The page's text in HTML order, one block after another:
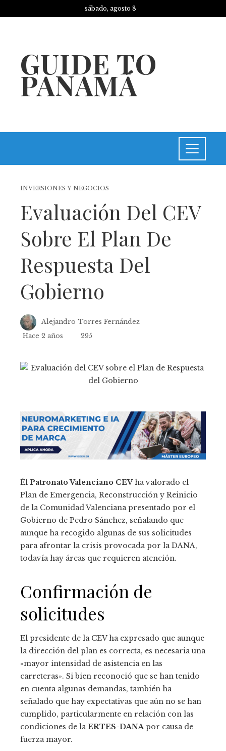
sábado, agosto 8
GUIDE TO
PANAMÁ
INVERSIONES Y NEGOCIOS
Evaluación Del CEV
Sobre El Plan De
Respuesta Del
Gobierno
Alejandro Torres Fernández
Hace 2 años
295
Él Patronato Valenciano CEVha valorado el
Plan de Emergencia, Reconstrucción y Reinicio
de la Comunidad Valenciana presentado por el
Gobierno de Pedro Sánchez, señalando que
aunque ha recogido algunas de sus solicitudes
para afrontar la crisis provocada por la DANA,
todavía hay áreas que requieren atención.
Confirmación de
solicitudes
El presidente de la CEV ha expresado que aunque
la dirección del plan es correcta, es necesaria una
«mayor intensidad de asistencia en las
carreteras». Si bien reconoció que se han tenido
en cuenta algunas demandas, también ha
señalado que hay expectativas que aún no se han
cumplido, particularmente en relación con las
condiciones de laERTES-DANApor causa de
fuerza mayor.